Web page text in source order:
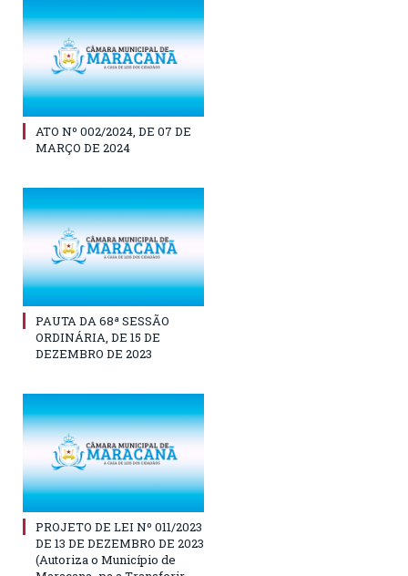
ATO Nº 002/2024, DE 07 DE
MARÇO DE 2024
PAUTA DA 68ª SESSÃO
ORDINÁRIA, DE 15 DE
DEZEMBRO DE 2023
PROJETO DE LEI Nº 011/2023
DE 13 DE DEZEMBRO DE 2023
(Autoriza o Município de